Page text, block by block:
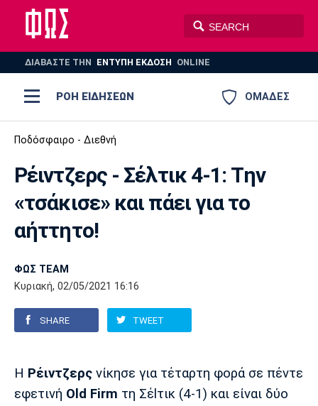
ΔΙΑΒΑΣΤΕ THN ΕΝΤΥΠΗ ΕΚΔΟΣΗ ONLINE
ΟΜΑΔΕΣ
ΡΟΗ ΕΙΔΗΣΕΩΝ
ΠΟΔΟΣΦΑΙΡΟ
ΒΟΛΕΪ ΠΟΛΟ
AUTO-MOTO
Ποδόσφαιρο
Super League 1
Super League 2
Γ Εθνική
Ελλάδα
Champions League
Conference League
Μπάσκετ
Ελλάδα
Εθνική
EuroLeague
ΝΒΑ
Champions League
Ολυμπιακοί Αγώνες
Βόλεϊ
Πόλο
Τένις
Στίβος
Auto-Moto
Ολυμπιακός ΑΕΚ ΠΑΟΚ
Παναθηναϊκός Ατρόμητος
Τρίπολης
Ποδόσφαιρο - Διεθνή
Ρέιντζερς - Σέλτικ 4-1: Την
«τσάκισε» και πάει για το
αήττητο!
ΦΩΣ TEAM
Κυριακή, 02/05/2021 16:16
SHARE TWEET
Η Ρέιντζερς νίκησε για τέταρτη φορά σε πέντε
εφετινή Old Firm τη Σέlτικ (4-1) και είναι δύο